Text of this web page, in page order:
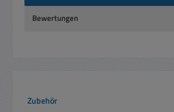
Bewertungen
Produktgalerie überspringen
Zubehör